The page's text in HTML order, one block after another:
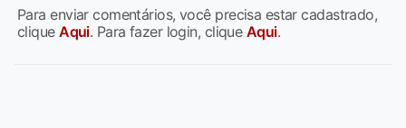
Para enviar comentários, você precisa estar cadastrado,
cliqueAqui. Para fazer login, clique Aqui.